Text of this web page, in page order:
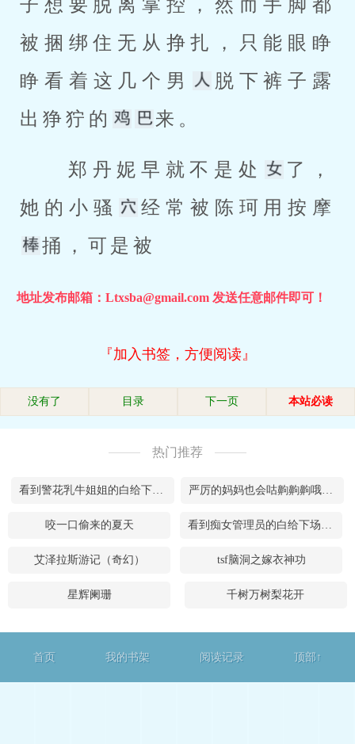
子想要脱离掌控，然而手脚都
被捆绑住无从挣扎，只能眼睁
睁看着这几个男
脱下裤子露
出狰狞的
来。
郑丹妮早就不是处
了，
她的小骚
经常被陈珂用按摩
捅，可是被
地址发布邮箱：Ltxsba@gmail.com 发送任意邮件即可！
『加入书签，方便阅读』
没有了 目录 下一页 本站必读
热门推荐
看到警花乳牛姐姐的白给下场后~??生性淫荡的主持人妹妹会以身入局，谄媚求肏吗 严厉的妈妈也会咕齁齁齁哦哦哦哦~！
咬一口偷来的夏天 看到痴女管理员的白给下场后~??淫龙伊冯会如何谄媚求肏，成为裂地者的肉便器呢
艾泽拉斯游记（奇幻） tsf脑洞之嫁衣神功
星辉阑珊 千树万树梨花开
首页 我的书架 阅读记录 顶部↑